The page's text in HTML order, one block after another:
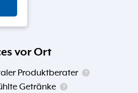
vor Ort
Produktberater
Getränke